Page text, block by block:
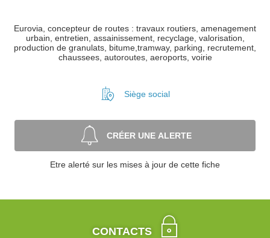
Eurovia, concepteur de routes : travaux routiers, amenagement
urbain, entretien, assainissement, recyclage, valorisation,
production de granulats, bitume,tramway, parking, recrutement,
chaussees, autoroutes, aeroports, voirie
Siège social
CRÉER UNE ALERTE
Etre alerté sur les mises à jour de cette fiche
CONTACTS